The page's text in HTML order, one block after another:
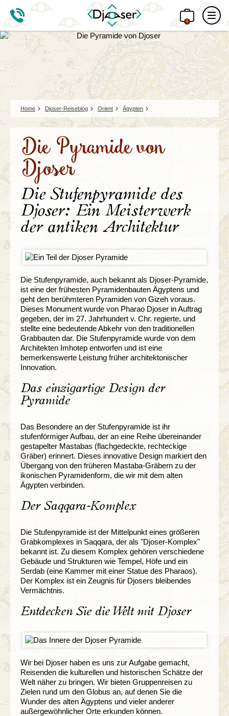
0
Home Djoser-Reiseblog Orient Ägypten
Die Pyramide von
Djoser
Die Stufenpyramide des
Djoser: Ein Meisterwerk
der antiken Architektur
Die Stufenpyramide, auch bekannt als Djoser-Pyramide,
ist eine der frühesten Pyramidenbauten Ägyptens und
geht den berühmteren Pyramiden von Gizeh voraus.
Dieses Monument wurde von Pharao Djoser in Auftrag
gegeben, der im 27. Jahrhundert v. Chr. regierte, und
stellte eine bedeutende Abkehr von den traditionellen
Grabbauten dar. Die Stufenpyramide wurde von dem
Architekten Imhotep entworfen und ist eine
bemerkenswerte Leistung früher architektonischer
Innovation.
Das einzigartige Design der
Pyramide
Das Besondere an der Stufenpyramide ist ihr
stufenförmiger Aufbau, der an eine Reihe übereinander
gestapelter Mastabas (flachgedeckte, rechteckige
Gräber) erinnert. Dieses innovative Design markiert den
Übergang von den früheren Mastaba-Gräbern zu der
ikonischen Pyramidenform, die wir mit dem alten
Ägypten verbinden.
Der Saqqara-Komplex
Die Stufenpyramide ist der Mittelpunkt eines größeren
Grabkomplexes in Saqqara, der als "Djoser-Komplex"
bekannt ist. Zu diesem Komplex gehören verschiedene
Gebäude und Strukturen wie Tempel, Höfe und ein
Serdab (eine Kammer mit einer Statue des Pharaos).
Der Komplex ist ein Zeugnis für Djosers bleibendes
Vermächtnis.
Entdecken Sie die Welt mit Djoser
Wir bei Djoser haben es uns zur Aufgabe gemacht,
Reisenden die kulturellen und historischen Schätze der
Welt näher zu bringen. Wir bieten Gruppenreisen zu
Zielen rund um den Globus an, auf denen Sie die
Wunder des alten Ägyptens und vieler anderer
außergewöhnlicher Orte erkunden können.